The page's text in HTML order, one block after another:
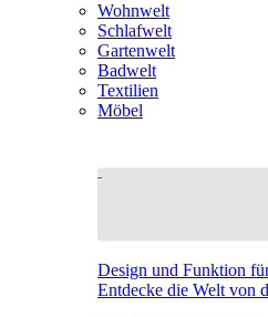
Wohnwelt
Schlafwelt
Gartenwelt
Badwelt
Textilien
Möbel
Design und Funktion
Entdecke die Welt von